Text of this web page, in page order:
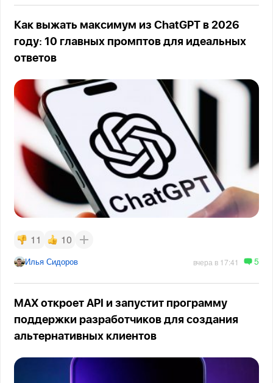
Как выжать максимум из ChatGPT в 2026
году: 10 главных промптов для идеальных
ответов
11 10
Илья Сидоров вчера в 17:41 5
MAX откроет API и запустит программу
поддержки разработчиков для создания
альтернативных клиентов